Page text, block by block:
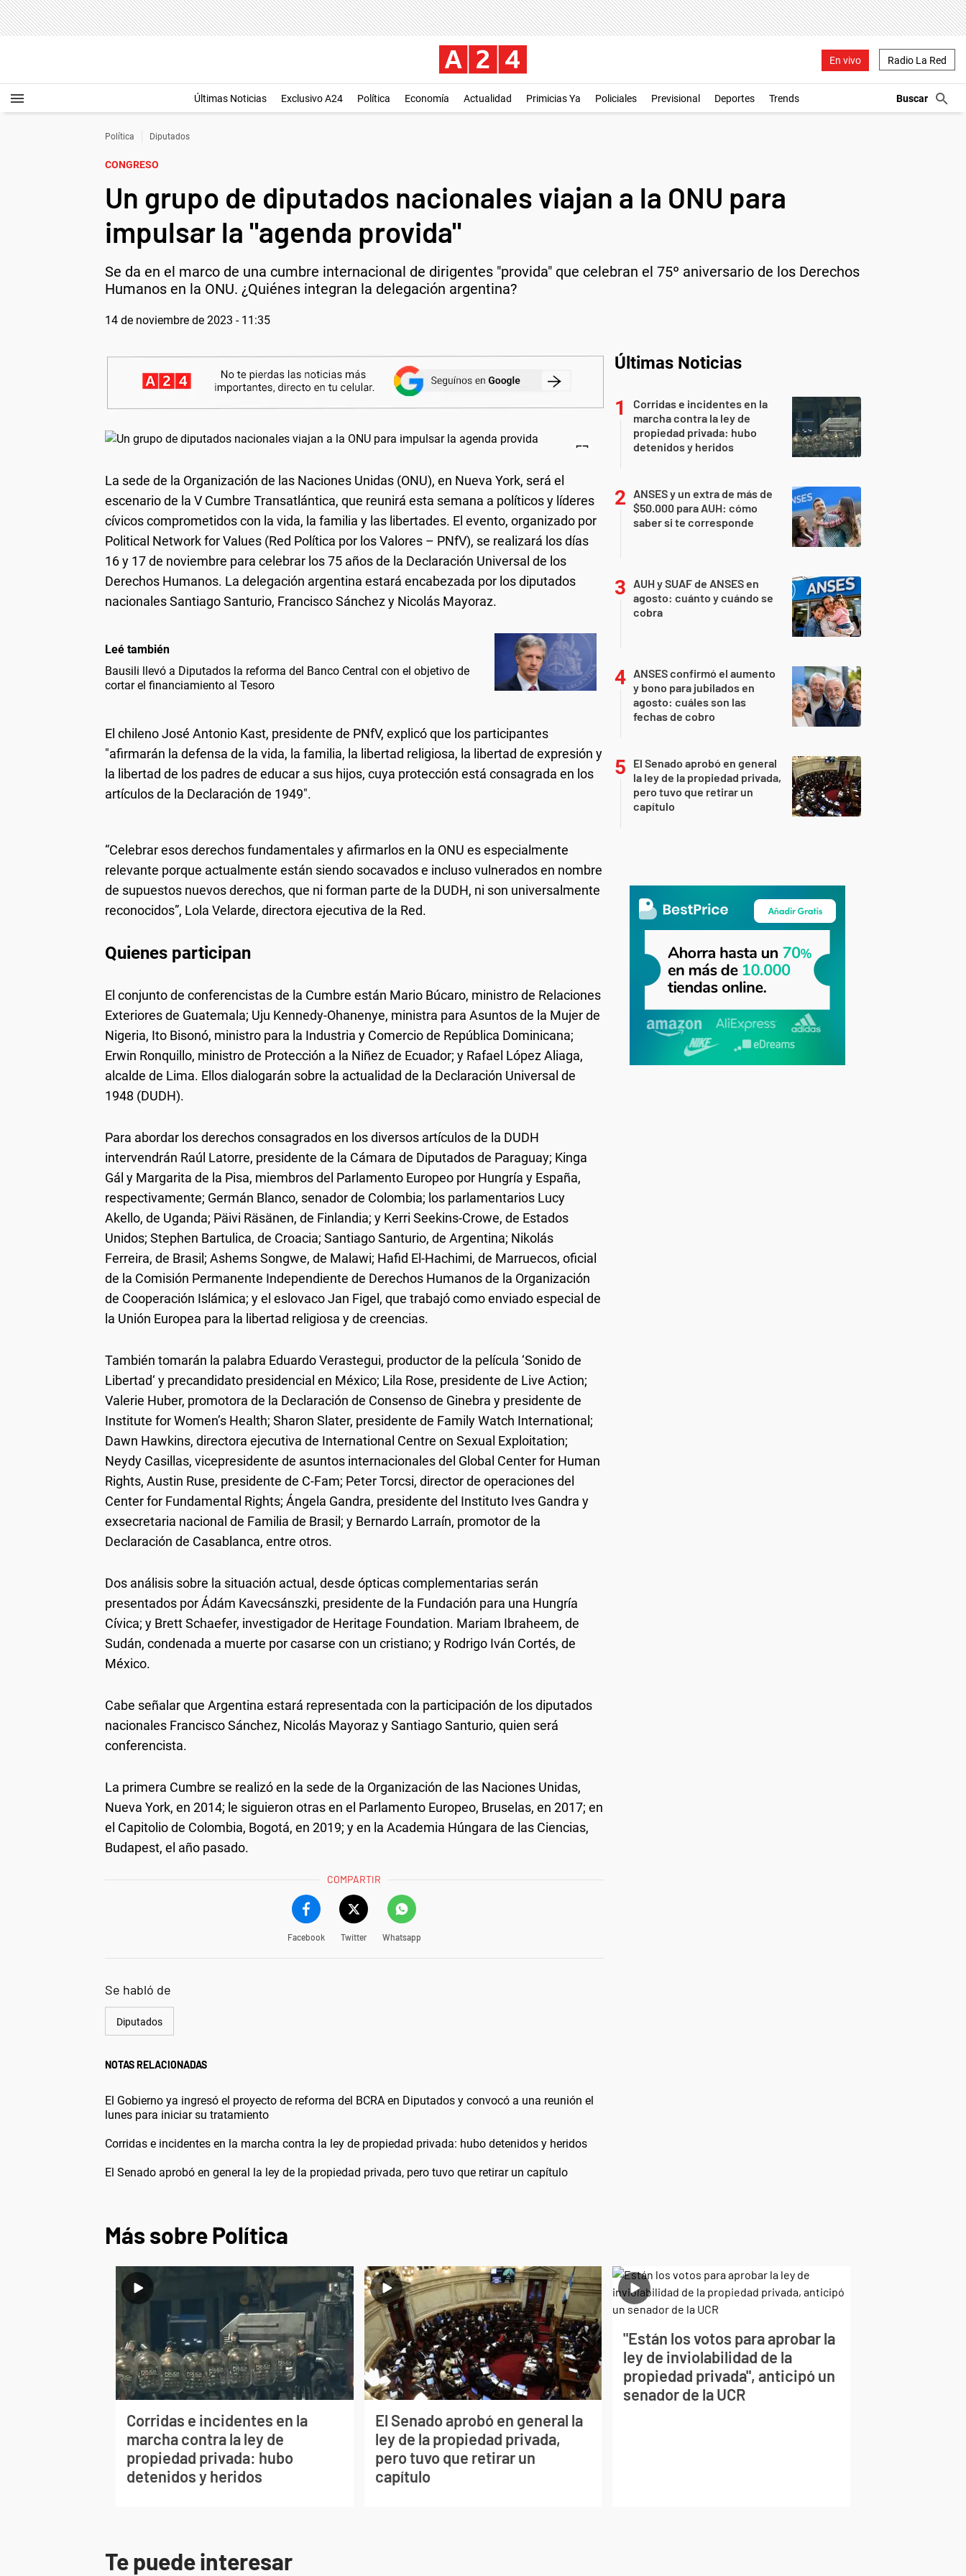
En vivo Radio La Red
Últimas Noticias Exclusivo A24 Política Economía Actualidad Primicias Ya Policiales Previsional Deportes Trends
Política Diputados
CONGRESO
Un grupo de diputados nacionales viajan a la ONU para
impulsar la "agenda provida"
Se da en el marco de una cumbre internacional de dirigentes "provida" que celebran el 75º aniversario de los Derechos
Humanos en la ONU. ¿Quiénes integran la delegación argentina?
14 de noviembre de 2023 - 11:35
La sede de la Organización de las Naciones Unidas (ONU), en Nueva York, será el
escenario de la V Cumbre Transatlántica, que reunirá esta semana a políticos y líderes
cívicos comprometidos con la vida, la familia y las libertades. El evento, organizado por
Political Network for Values (Red Política por los Valores – PNfV), se realizará los días
16 y 17 de noviembre para celebrar los 75 años de la Declaración Universal de los
Derechos Humanos. La delegación argentina estará encabezada por los diputados
nacionales Santiago Santurio, Francisco Sánchez y Nicolás Mayoraz.
Leé también
Bausili llevó a Diputados la reforma del Banco Central con el objetivo de
cortar el financiamiento al Tesoro
El chileno José Antonio Kast, presidente de PNfV, explicó que los participantes
"afirmarán la defensa de la vida, la familia, la libertad religiosa, la libertad de expresión y
la libertad de los padres de educar a sus hijos, cuya protección está consagrada en los
artículos de la Declaración de 1949".
“Celebrar esos derechos fundamentales y afirmarlos en la ONU es especialmente
relevante porque actualmente están siendo socavados e incluso vulnerados en nombre
de supuestos nuevos derechos, que ni forman parte de la DUDH, ni son universalmente
reconocidos”, Lola Velarde, directora ejecutiva de la Red.
Quienes participan
El conjunto de conferencistas de la Cumbre están Mario Búcaro, ministro de Relaciones
Exteriores de Guatemala; Uju Kennedy-Ohanenye, ministra para Asuntos de la Mujer de
Nigeria, Ito Bisonó, ministro para la Industria y Comercio de República Dominicana;
Erwin Ronquillo, ministro de Protección a la Niñez de Ecuador; y Rafael López Aliaga,
alcalde de Lima. Ellos dialogarán sobre la actualidad de la Declaración Universal de
1948 (DUDH).
Para abordar los derechos consagrados en los diversos artículos de la DUDH
intervendrán Raúl Latorre, presidente de la Cámara de Diputados de Paraguay; Kinga
Gál y Margarita de la Pisa, miembros del Parlamento Europeo por Hungría y España,
respectivamente; Germán Blanco, senador de Colombia; los parlamentarios Lucy
Akello, de Uganda; Päivi Räsänen, de Finlandia; y Kerri Seekins-Crowe, de Estados
Unidos; Stephen Bartulica, de Croacia; Santiago Santurio, de Argentina; Nikolás
Ferreira, de Brasil; Ashems Songwe, de Malawi; Hafid El-Hachimi, de Marruecos, oficial
de la Comisión Permanente Independiente de Derechos Humanos de la Organización
de Cooperación Islámica; y el eslovaco Jan Figel, que trabajó como enviado especial de
la Unión Europea para la libertad religiosa y de creencias.
También tomarán la palabra Eduardo Verastegui, productor de la película ‘Sonido de
Libertad‘ y precandidato presidencial en México; Lila Rose, presidente de Live Action;
Valerie Huber, promotora de la Declaración de Consenso de Ginebra y presidente de
Institute for Women’s Health; Sharon Slater, presidente de Family Watch International;
Dawn Hawkins, directora ejecutiva de International Centre on Sexual Exploitation;
Neydy Casillas, vicepresidente de asuntos internacionales del Global Center for Human
Rights, Austin Ruse, presidente de C-Fam; Peter Torcsi, director de operaciones del
Center for Fundamental Rights; Ángela Gandra, presidente del Instituto Ives Gandra y
exsecretaria nacional de Familia de Brasil; y Bernardo Larraín, promotor de la
Declaración de Casablanca, entre otros.
Dos análisis sobre la situación actual, desde ópticas complementarias serán
presentados por Ádám Kavecsánszki, presidente de la Fundación para una Hungría
Cívica; y Brett Schaefer, investigador de Heritage Foundation. Mariam Ibraheem, de
Sudán, condenada a muerte por casarse con un cristiano; y Rodrigo Iván Cortés, de
México.
Cabe señalar que Argentina estará representada con la participación de los diputados
nacionales Francisco Sánchez, Nicolás Mayoraz y Santiago Santurio, quien será
conferencista.
La primera Cumbre se realizó en la sede de la Organización de las Naciones Unidas,
Nueva York, en 2014; le siguieron otras en el Parlamento Europeo, Bruselas, en 2017; en
el Capitolio de Colombia, Bogotá, en 2019; y en la Academia Húngara de las Ciencias,
Budapest, el año pasado.
COMPARTIR
Facebook Twitter Whatsapp
Se habló de
Diputados
NOTAS RELACIONADAS
El Gobierno ya ingresó el proyecto de reforma del BCRA en Diputados y convocó a una reunión el
lunes para iniciar su tratamiento
Corridas e incidentes en la marcha contra la ley de propiedad privada: hubo detenidos y heridos
El Senado aprobó en general la ley de la propiedad privada, pero tuvo que retirar un capítulo
Últimas Noticias
Corridas e incidentes en la
marcha contra la ley de
propiedad privada: hubo
detenidos y heridos
ANSES y un extra de más de
$50.000 para AUH: cómo
saber si te corresponde
AUH y SUAF de ANSES en
agosto: cuánto y cuándo se
cobra
ANSES confirmó el aumento
y bono para jubilados en
agosto: cuáles son las
fechas de cobro
El Senado aprobó en general
la ley de la propiedad privada,
pero tuvo que retirar un
capítulo
Más sobre Política
Corridas e incidentes en la
marcha contra la ley de
propiedad privada: hubo
detenidos y heridos
El Senado aprobó en general la
ley de la propiedad privada,
pero tuvo que retirar un
capítulo
"Están los votos para aprobar la
ley de inviolabilidad de la
propiedad privada", anticipó un
senador de la UCR
Te puede interesar